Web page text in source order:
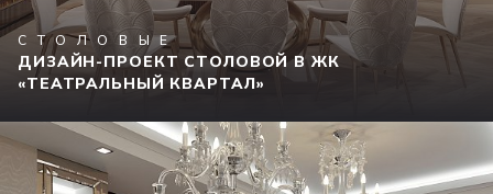
СТОЛОВЫЕ
ДИЗАЙН-ПРОЕКТ СТОЛОВОЙ В ЖК
«ТЕАТРАЛЬНЫЙ КВАРТАЛ»